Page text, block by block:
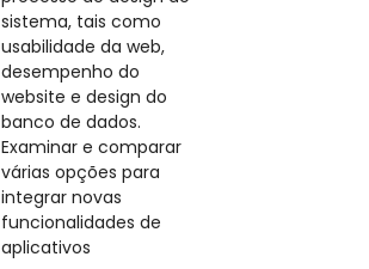
sistema, tais como
usabilidade da web,
desempenho do
website e design do
banco de dados.
Examinar e comparar
várias opções para
integrar novas
funcionalidades de
aplicativos